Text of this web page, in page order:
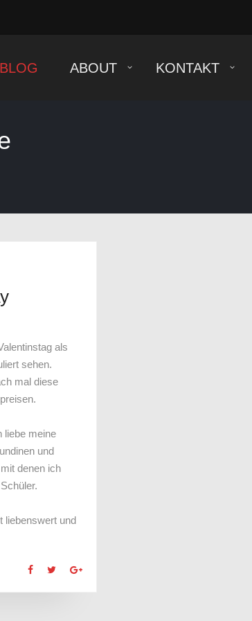
BLOG ABOUT KONTAKT
als
sehen.
mal diese
liebe meine
und
denen ich
liebenswert und